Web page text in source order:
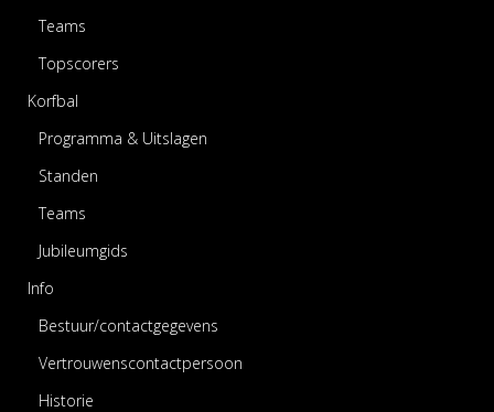
Teams
Topscorers
Korfbal
Programma & Uitslagen
Standen
Teams
Jubileumgids
Info
Bestuur/contactgegevens
Vertrouwenscontactpersoon
Historie